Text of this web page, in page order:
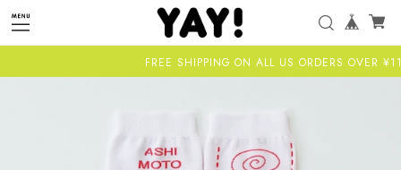
FREE SHIPPING ON ALL US ORDERS OVER